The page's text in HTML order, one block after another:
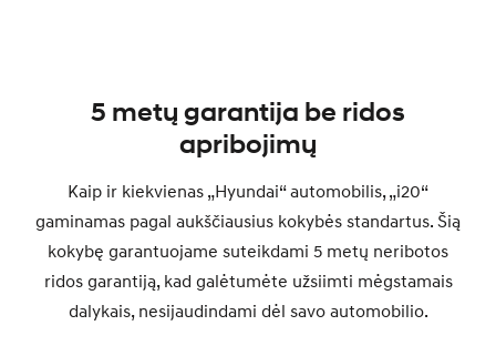
5 metų garantija be ridos
apribojimų
Kaip ir kiekvienas „Hyundai“ automobilis, „i20“
gaminamas pagal aukščiausius kokybės standartus. Šią
kokybę garantuojame suteikdami 5 metų neribotos
ridos garantiją, kad galėtumėte užsiimti mėgstamais
dalykais, nesijaudindami dėl savo automobilio.